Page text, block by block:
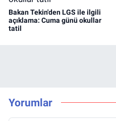
Bakan Tekin'den LGS ile ilgili
açıklama: Cuma günü okullar
tatil
Yorumlar